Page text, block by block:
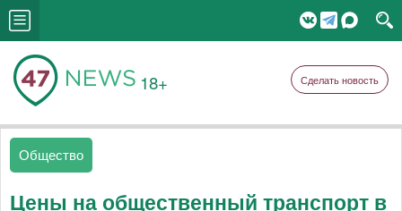
18+ Сделать новость
Общество
Цены на общественный транспорт в